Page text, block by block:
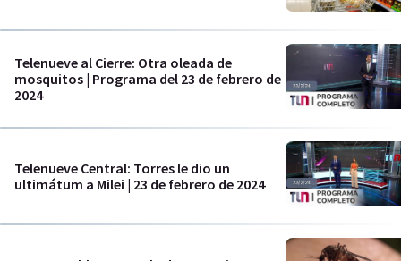
Telenueve al Cierre: Otra oleada de
mosquitos | Programa del 23 de febrero de
2024
Telenueve Central: Torres le dio un
ultimátum a Milei | 23 de febrero de 2024